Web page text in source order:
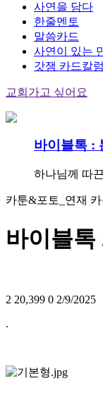
사연을 담다
한줄멘토
말씀카드
사연이 있는
갓잼 카드칼럼
교회가고 싶어요
바이블톡 :
하나님께 따
카툰&포토_연재
바이블톡
2 20,399 0 2/9/2025
.